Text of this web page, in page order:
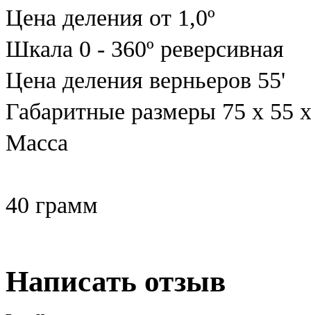
Цена деления от 1,0º
Шкала 0 - 360º реверсивная
Цена деления верньеров 55'
Габаритные размеры 75 х 55
Масса
40 грамм
Написать отзыв